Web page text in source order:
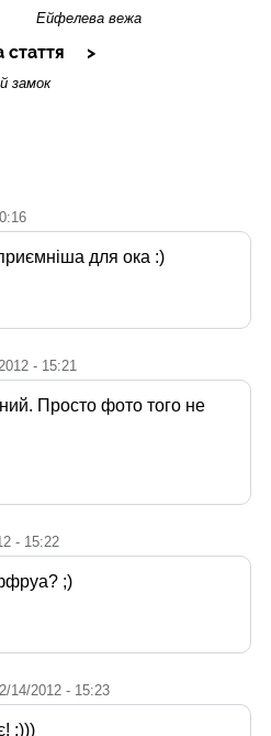
Ейфелева вежа
стаття
замок
для ока :)
- 15:21
Просто фото того не
- 15:22
;)
14/2012 - 15:23
:)))